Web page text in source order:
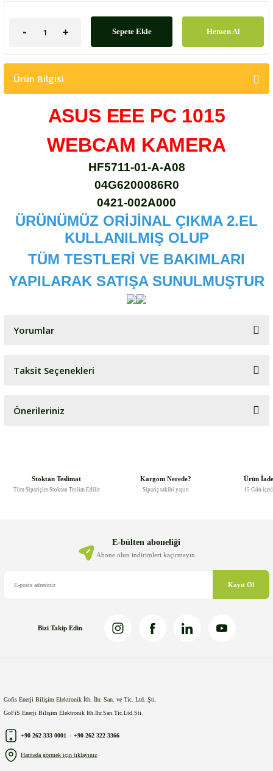
Sepete Ekle Hemen Al
Ürün Bilgisi
ASUS EEE PC 1015
WEBCAM KAMERA
HF5711-01-A-A08
04G6200086R0
0421-002A000
ÜRÜNÜMÜZ ORİJİNAL ÇIKMA 2.EL
KULLANILMIŞ OLUP
TÜM TESTLERİ VE BAKIMLARI
YAPILARAK SATIŞA SUNULMUŞTUR
Yorumlar
Bu ürüne ilk yorumu siz yapın!
Taksit Seçenekleri
Önerileriniz
Ürün bilgilerinde hatalar bulunuyor.
Ürün fiyatı diğer sitelerden daha pahalı.
Stoktan Teslimat
Tüm Siparişler Stoktan Teslim Edilir
Kargom Nerede?
Sipariş takibi yapın
Ürün
15 Gün
E-bülten aboneliği
Abone olun indirimleri kaçırmayın.
Kayıt Ol
Bizi Takip Edin
Gofis Enerji Bilişim Elektronik İth. İhr. San. ve Tic. Ltd. Şti.
GoFiS Enerji Bilişim Elektronik Ith.Ihr.San.Tic.Ltd.Sti.
+90 262 333 0001 - +90 262 322 3366
Haritada görmek için tıklayınız